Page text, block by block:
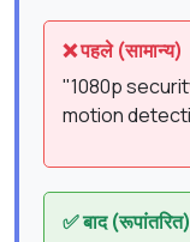
❌ पहले (सामान्य)
"1080p
motion
✅ बाद (रूपांतरित)